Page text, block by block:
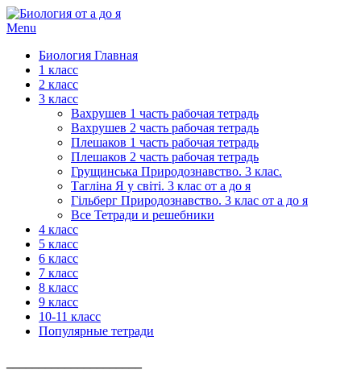
Menu
Биология Главная
1 класс
2 класс
3 класс
Вахрушев 1 часть рабочая тетрадь
Вахрушев 2 часть рабочая тетрадь
Плешаков 1 часть рабочая тетрадь
Плешаков 2 часть рабочая тетрадь
Грущинська Природознавство. 3 клас.
Тагліна Я у світі. 3 клас от а до я
Гільберг Природознавство. 3 клас от а до я
Все Тетради и решебники
4 класс
5 класс
6 класс
7 класс
8 класс
9 класс
10-11 класс
Популярные тетради